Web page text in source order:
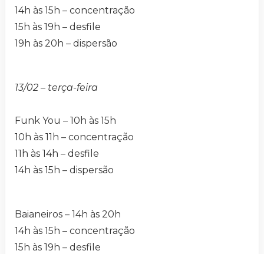
14h às 15h – concentração
15h às 19h – desfile
19h às 20h – dispersão
13/02 – terça-feira
Funk You – 10h às 15h
10h às 11h – concentração
11h às 14h – desfile
14h às 15h – dispersão
Baianeiros – 14h às 20h
14h às 15h – concentração
15h às 19h – desfile